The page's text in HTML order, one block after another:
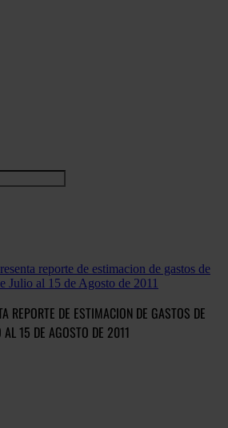
reporte de estimacion de gastos de
Julio al 15 de Agosto de 2011
REPORTE DE ESTIMACION DE GASTOS DE
15 DE AGOSTO DE 2011